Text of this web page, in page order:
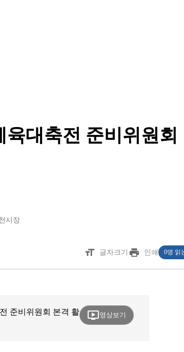
대축전 준비위원회
시장
format_size 글자크기 print 인쇄 0명 읽
준비위원회 본격 활
ondemand_video영상보기